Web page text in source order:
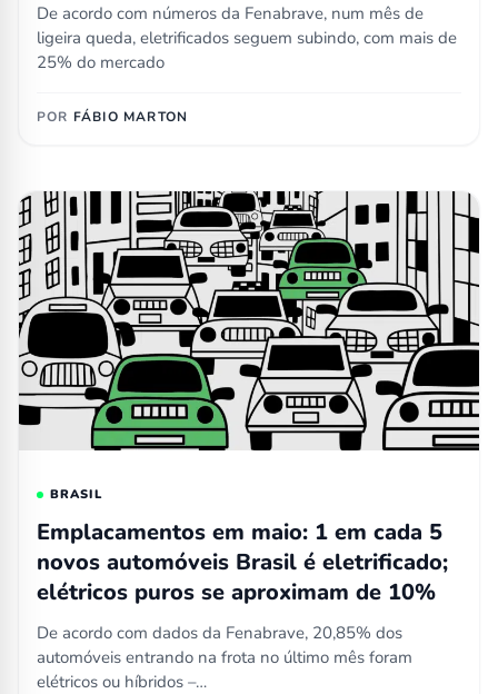
De acordo com números da Fenabrave, num mês de
ligeira queda, eletrificados seguem subindo, com mais de
25% do mercado
POR FÁBIO MARTON
BRASIL
Emplacamentos em maio: 1 em cada 5
novos automóveis Brasil é eletrificado;
elétricos puros se aproximam de 10%
De acordo com dados da Fenabrave, 20,85% dos
automóveis entrando na frota no último mês foram
elétricos ou híbridos –…